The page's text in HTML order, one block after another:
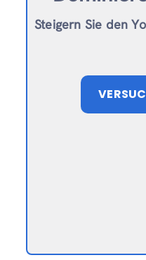
Steigern Sie den